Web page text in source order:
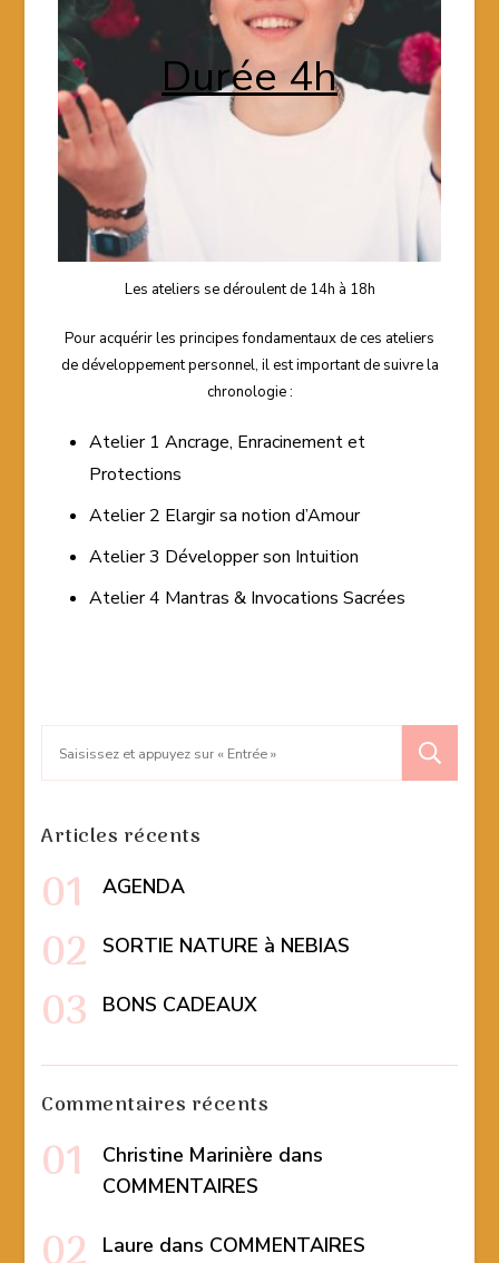
Durée 4h
Les ateliers se déroulent de 14h à 18h
Pour acquérir les principes fondamentaux de ces ateliers
de développement personnel, il est important de suivre la
chronologie :
Atelier 1 Ancrage, Enracinement et
Protections
Atelier 2 Elargir sa notion d’Amour
Atelier 3 Développer son Intuition
Atelier 4 Mantras & Invocations Sacrées
Articles récents
AGENDA
SORTIE NATURE à NEBIAS
BONS CADEAUX
Commentaires récents
Christine Marinière dans
COMMENTAIRES
Laure dans COMMENTAIRES